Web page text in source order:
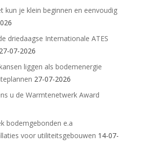
kun je klein beginnen en eenvoudig
driedaagse Internationale ATES
27-07-2026
liggen als bodemenergie
27-07-2026
u de Warmtenetwerk Award
bodemgebonden e.a
voor utiliteitsgebouwen 14-07-